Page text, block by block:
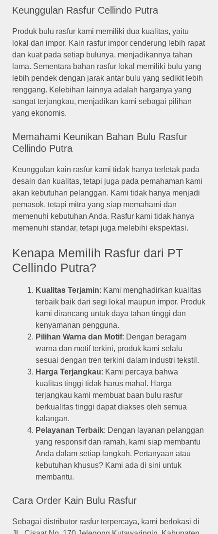
Keunggulan Rasfur Cellindo Putra
Produk bulu rasfur kami memiliki dua kualitas, yaitu
lokal dan impor. Kain rasfur impor cenderung lebih rapat
dan kuat pada setiap bulunya, menjadikannya tahan
lama. Sementara bahan rasfur lokal memiliki bulu yang
lebih pendek dengan jarak antar bulu yang sedikit lebih
renggang. Kelebihan lainnya adalah harganya yang
sangat terjangkau, menjadikan kami sebagai pilihan
yang ekonomis.
Memahami Keunikan Bahan Bulu Rasfur
Cellindo Putra
Keunggulan kain rasfur kami tidak hanya terletak pada
desain dan kualitas, tetapi juga pada pemahaman kami
akan kebutuhan pelanggan. Kami tidak hanya menjadi
pemasok, tetapi mitra yang siap memahami dan
memenuhi kebutuhan Anda. Rasfur kami tidak hanya
memenuhi standar, tetapi juga melebihi ekspektasi.
Kenapa Memilih Rasfur dari PT
Cellindo Putra?
Kualitas Terjamin: Kami menghadirkan kualitas
terbaik baik dari segi lokal maupun impor. Produk
kami dirancang untuk daya tahan tinggi dan
kenyamanan pengguna.
Pilihan Warna dan Motif: Dengan beragam
warna dan motif terkini, produk kami selalu
sesuai dengan tren terkini dalam industri tekstil.
Harga Terjangkau: Kami percaya bahwa
kualitas tinggi tidak harus mahal. Harga
terjangkau kami membuat baan bulu rasfur
berkualitas tinggi dapat diakses oleh semua
kalangan.
Pelayanan Terbaik: Dengan layanan pelanggan
yang responsif dan ramah, kami siap membantu
Anda dalam setiap langkah. Pertanyaan atau
kebutuhan khusus? Kami ada di sini untuk
membantu.
Cara Order Kain Bulu Rasfur
Sebagai distributor rasfur terpercaya, kami berlokasi di